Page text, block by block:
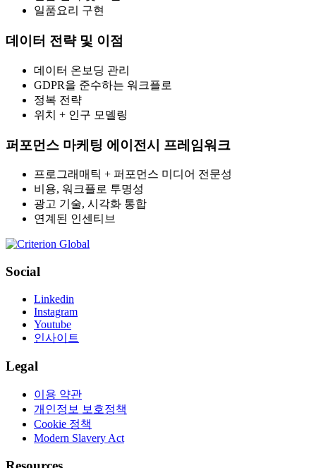
일품요리 구현
데이터 전략 및 이점
데이터 온보딩 관리
GDPR을 준수하는 워크플로
정복 전략
위치 + 인구 모델링
퍼포먼스 마케팅 에이전시 프레임워크
프로그래매틱 + 퍼포먼스 미디어 전문성
비용, 워크플로 투명성
광고 기술, 시각화 통합
연계된 인센티브
Social
Linkedin
Instagram
Youtube
인사이트
Legal
이용 약관
개인정보 보호정책
Cookie 정책
Modern Slavery Act